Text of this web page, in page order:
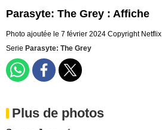
Parasyte: The Grey : Affiche
Photo ajoutée le 7 février 2024 Copyright Netflix
Serie Parasyte: The Grey
Plus de photos